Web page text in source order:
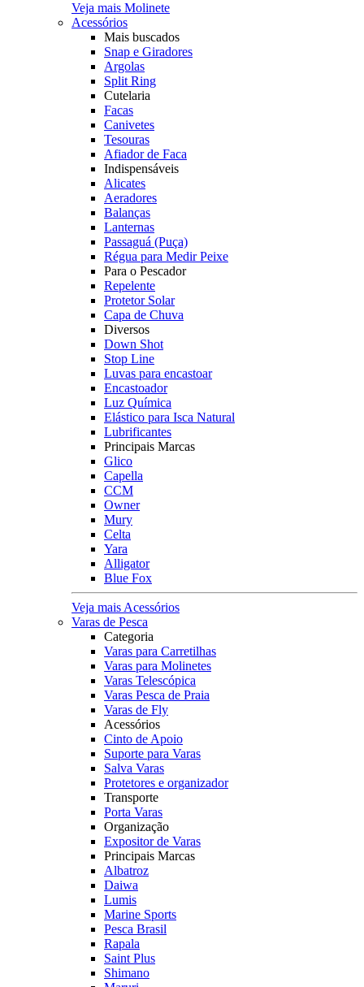
Veja mais Molinete
Acessórios
Mais buscados
Snap e Giradores
Argolas
Split Ring
Cutelaria
Facas
Canivetes
Tesouras
Afiador de Faca
Indispensáveis
Alicates
Aeradores
Balanças
Lanternas
Passaguá (Puça)
Régua para Medir Peixe
Para o Pescador
Repelente
Protetor Solar
Capa de Chuva
Diversos
Down Shot
Stop Line
Luvas para encastoar
Encastoador
Luz Química
Elástico para Isca Natural
Lubrificantes
Principais Marcas
Glico
Capella
CCM
Owner
Mury
Celta
Yara
Alligator
Blue Fox
Veja mais Acessórios
Varas de Pesca
Categoria
Varas para Carretilhas
Varas para Molinetes
Varas Telescópica
Varas Pesca de Praia
Varas de Fly
Acessórios
Cinto de Apoio
Suporte para Varas
Salva Varas
Protetores e organizador
Transporte
Porta Varas
Organização
Expositor de Varas
Principais Marcas
Albatroz
Daiwa
Lumis
Marine Sports
Pesca Brasil
Rapala
Saint Plus
Shimano